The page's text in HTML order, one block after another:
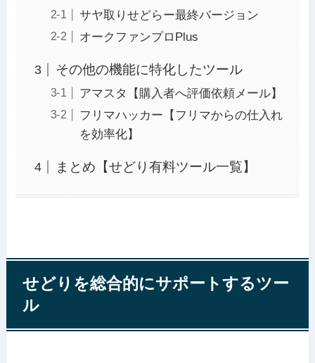
サヤ取りせどらー最終バージョン
オークファンプロPlus
その他の機能に特化したツール
アマスタ【購入者へ評価依頼メール】
フリマハッカー【フリマからの仕入れ
を効率化】
まとめ【せどり有料ツール一覧】
せどりを総合的にサポートするツー
ル